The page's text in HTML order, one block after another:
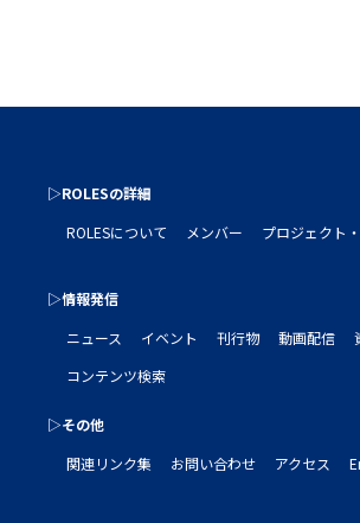
▷ROLESの詳細
ROLESについて
メンバー プロジェクト
▷情報発信
ニュース
イベント 刊行物 動画配信
コンテンツ検索
▷その他
関連リンク集
お問い合わせ アクセス